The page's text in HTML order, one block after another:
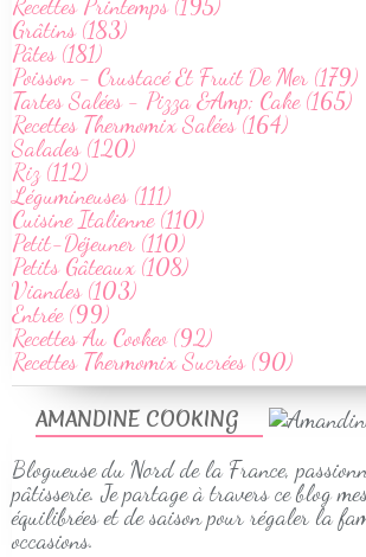
AMANDINE COOKING
Blogueuse du Nord de la France,
pâtisserie. Je partage à travers ce blog
équilibrées et de saison pour régaler la
occasions.
Recettes Printemps (195)
Grâtins (183)
Pâtes (181)
Poisson - Crustacé Et Fruit De Mer (179)
Tartes Salées - Pizza &Amp; Cake (165)
Recettes Thermomix Salées (164)
Salades (120)
Riz (112)
Légumineuses (111)
Cuisine Italienne (110)
Petit-Déjeuner (110)
Petits Gâteaux (108)
Viandes (103)
Entrée (99)
Recettes Au Cookeo (92)
Recettes Thermomix Sucrées (90)